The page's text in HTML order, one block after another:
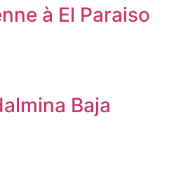
à El Paraiso
Baja